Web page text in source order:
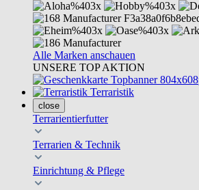
Alle Marken anschauen
UNSERE TOP AKTION
Terraristik
close
Terrarientierfutter
Terrarien & Technik
Einrichtung & Pflege